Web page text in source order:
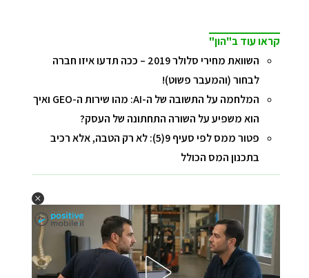
קראו עוד ב"הון"
השוואת מחירי סלולר 2019 – ככה תדעו איזו חברה
לבחור (והמעבר פשוט)!
המלחמה על התשובה של ה-AI: מהו שירות ה-GEO ואיך
הוא משפיע על השורה התחתונה של העסק?
פטור ממס לפי סעיף 9(5): לא רק הטבה, אלא רכיב
בתכנון המס הכולל